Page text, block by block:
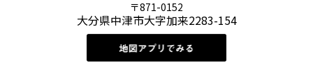
〒871-0152
大分県中津市大字加来2283-154